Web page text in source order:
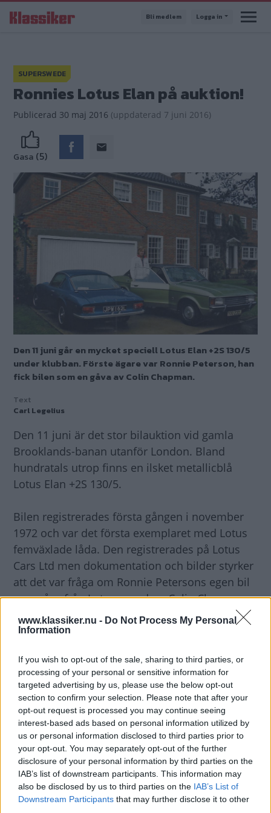
www.klassiker.nu - Do Not Process My Personal
Information
If you wish to opt-out of the sale, sharing to third parties, or
processing of your personal or sensitive information for
targeted advertising by us, please use the below opt-out
section to confirm your selection. Please note that after your
opt-out request is processed you may continue seeing
interest-based ads based on personal information utilized by
us or personal information disclosed to third parties prior to
your opt-out. You may separately opt-out of the further
disclosure of your personal information by third parties on the
IAB’s list of downstream participants. This information may
also be disclosed by us to third parties on the IAB’s List of
Downstream Participants that may further disclose it to other
till
Bli medlem Logga in
SUPERSWEDE
Ronnies Lotus Elan på auktion!
Publicerad 30 maj 2016 (uppdaterad 7 juni 2016)
Gasa (5)
Den 11 juni går en mycket speciell Lotus Elan +2S 130/5
under klubban. Förste ägare var Ronnie Peterson, han
fick bilen som en gåva av Colin Chapman.
Text
Carl Legelius
Den 11 juni är det stor bilauktion vid gamla
Brooklands-banan utanför London. Bland
hundratals utrop finns en ilsket metallicblå
Lotus Elan +2S 130/5.
Bilen registrerades första gången i november
1972 och var det första exemplaret med Lotus
femväxlade låda. Den registrerades på Lotus
Cars Ltd men dokumentation och bilder styrker
att det var fråga om Ronnie Petersons egen bil
– en gåva från Lotus grundare Colin Chapman.
På en av dessa bild poserar Ronnie i tidstypisk
Berkshire. På garageuppfarten står – förutom
en Ford Consul – Lotusen i Lagoon Blue.
I dag har bilen gått ca 14 000 mil och sägs vara i
bra skick. Uppskattat värde ligger mellan 28 000
och 35 000 pund men kändisbilar har en
tendens att sticka iväg i pris.
Läs mer på Historics at Brooklands